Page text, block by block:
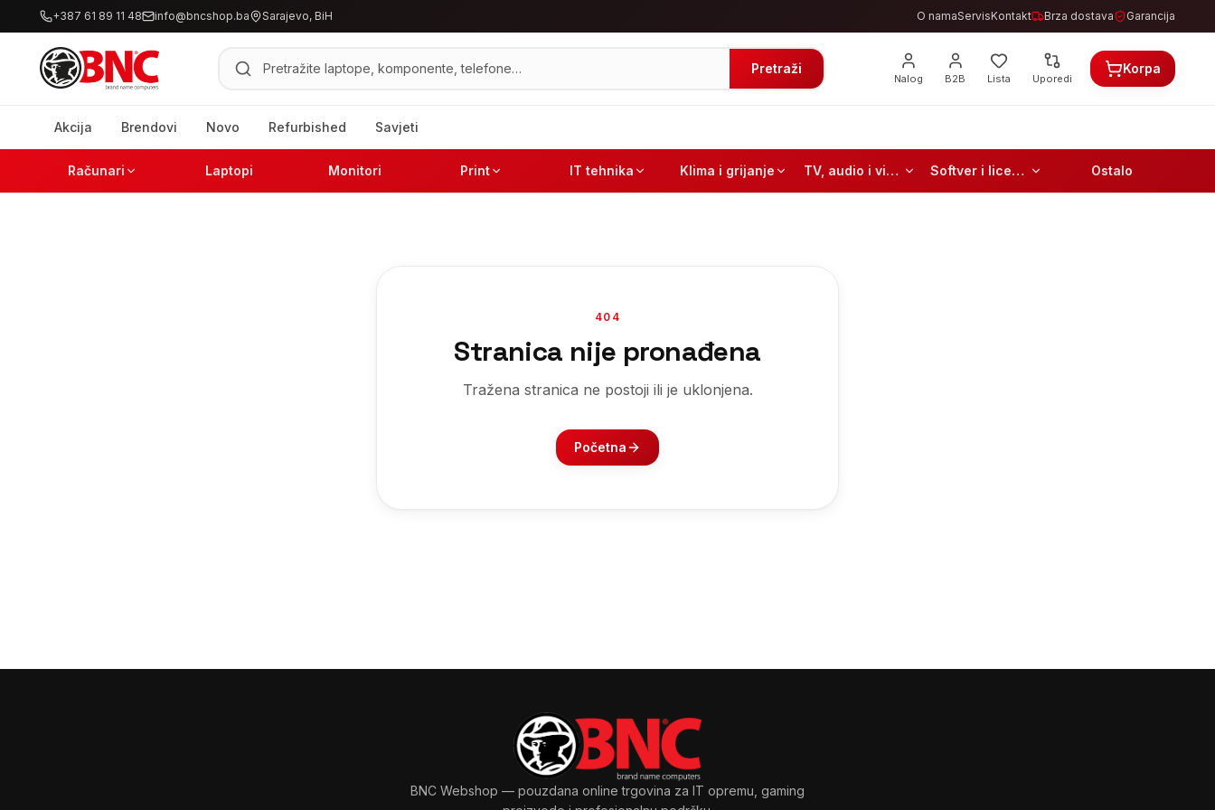
+387 61 89 11 48 info@bncshop.ba Sarajevo, BiH O namaServisKontakt Brza dostava Garancija
Pretraži proizvode
Pretraži
Nalog B2B Lista Uporedi
Korpa
Akcija Brendovi Novo Refurbished Savjeti
Računari Laptopi Monitori Print IT tehnika Klima i grijanje TV, audio i video Softver i licence Ostalo
404
Stranica nije pronađena
Tražena stranica ne postoji ili je uklonjena.
Početna
BNC Webshop — pouzdana online trgovina za IT opremu, gaming